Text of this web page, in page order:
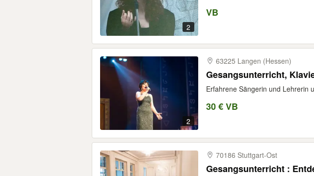
2
VB
2
63225 Langen (Hessen)
Gesangsunterricht,
Erfahrene Sängerin und Lehrerin
30 € VB
70186 Stuttgart-​Ost
Gesangsunterricht :